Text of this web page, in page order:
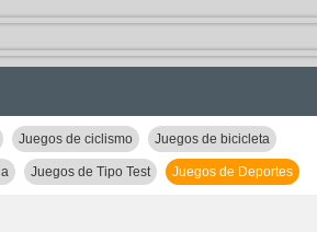
Juegos de ciclismo Juegos de bicicleta
Juegos de Tipo Test Juegos de Deportes